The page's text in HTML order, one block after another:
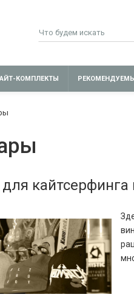
КОМПЛЕКТЫ
кайтсерфинга